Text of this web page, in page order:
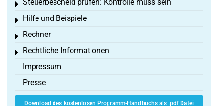
Steuerbescheid prüfen: Kontrolle muss sein
Toggle menu
Hilfe und Beispiele
Toggle menu
Rechner
Toggle menu
Rechtliche Informationen
Toggle menu
Impressum
Presse
Download des kostenlosen Programm-Handbuchs als .pdf Datei